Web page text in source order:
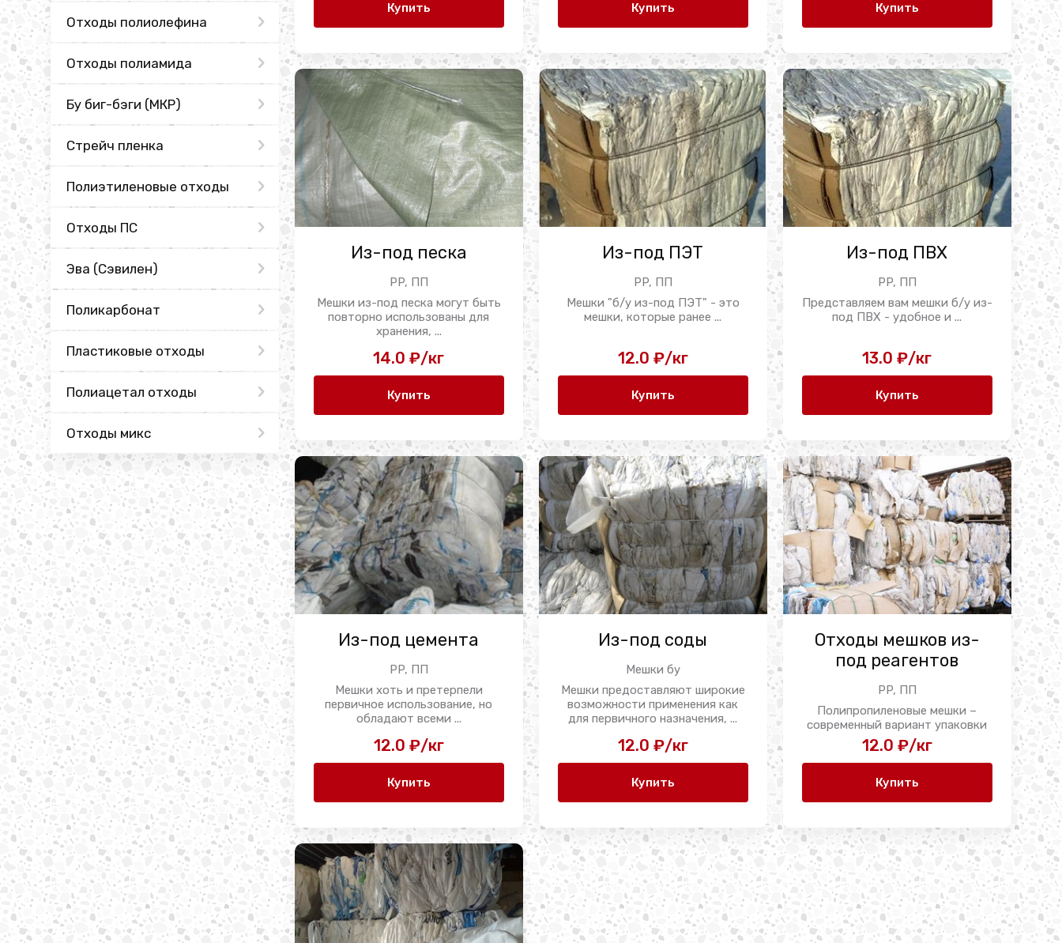
Отходы полиолефина
Отходы полиамида
Бу биг-бэги (МКР)
Стрейч пленка
Полиэтиленовые отходы
Отходы ПС
Эва (Сэвилен)
Поликарбонат
Пластиковые отходы
Полиацетал отходы
Отходы микс
Купить Купить Купить
Из-под песка
PP, ПП
Мешки из-под песка могут быть
повторно использованы для
хранения, ...
14.0 ₽/кг
Купить
Из-под ПЭТ
PP, ПП
Мешки "б/у из-под ПЭТ" - это
мешки, которые ранее ...
12.0 ₽/кг
Купить
Из-под ПВХ
PP, ПП
Представляем вам мешки б/у из-
под ПВХ - удобное и ...
13.0 ₽/кг
Купить
Из-под цемента
PP, ПП
Мешки хоть и претерпели
первичное использование, но
обладают всеми ...
12.0 ₽/кг
Купить
Из-под соды
Мешки бу
Мешки предоставляют широкие
возможности применения как
для первичного назначения, ...
12.0 ₽/кг
Купить
Отходы мешков из-
под реагентов
PP, ПП
Полипропиленовые мешки –
современный вариант упаковки
сыпучих продовольственных и ...
12.0 ₽/кг
Купить